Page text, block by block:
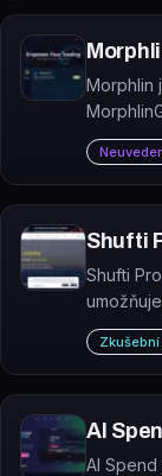
Morphlin
pro
Shufti
Shufti
150
AI
AI